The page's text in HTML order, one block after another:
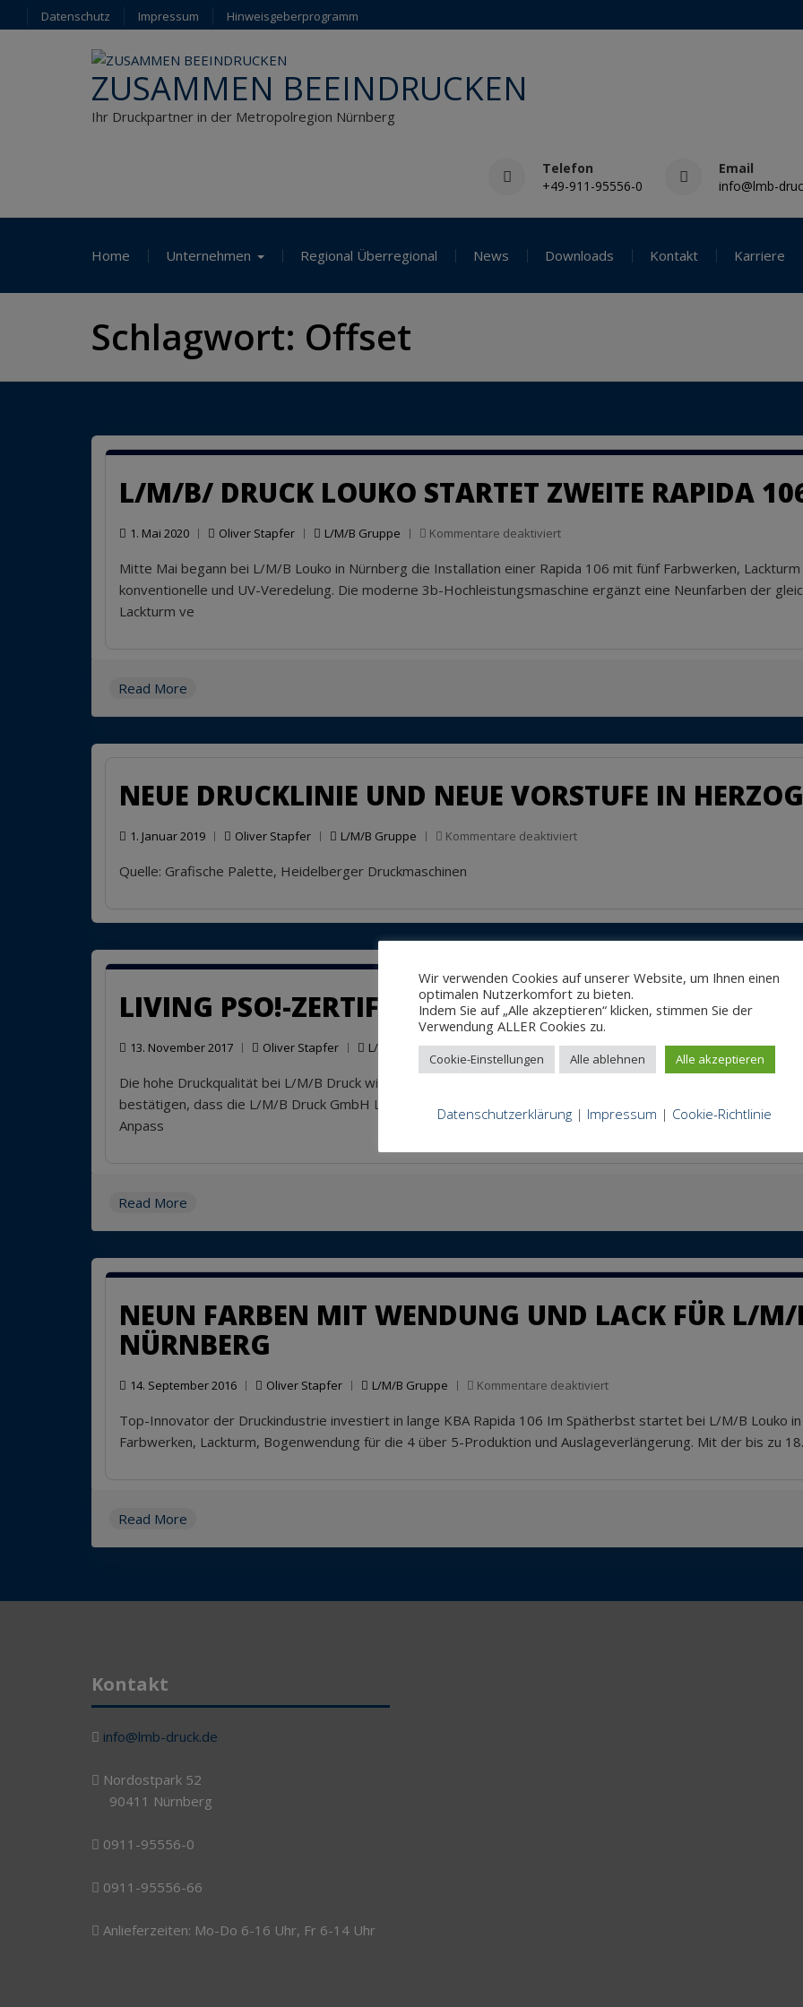
to
Datenschutz Impressum Hinweisgeberprogramm
ZUSAMMEN BEEINDRUCKEN
Ihr Druckpartner in der Metropolregion Nürnberg
Telefon
+49-911-95556-0
Email
info@lmb-
Home Unternehmen Regional Überregional News Downloads Kontakt Karriere
Schlagwort: Offset
L/M/B/ DRUCK LOUKO STARTET ZWEITE RAPIDA
1. Mai 2020 Oliver Stapfer L/M/B Gruppe Kommentare deaktiviertfür
Druck
Louko
Mitte Mai begann bei L/M/B Louko in Nürnberg die Installation einer Rapida 106 mit fünf Farbwerken,
konventionelle und UV-Veredelung. Die moderne 3b-Hochleistungsmaschine ergänzt eine Neunfarben der
Lackturm ve
Read More
NEUE DRUCKLINIE UND NEUE VORSTUFE IN
1. Januar 2019 Oliver Stapfer L/M/B Gruppe Kommentare deaktiviertfür
Vorstufe
in
Quelle: Grafische Palette, Heidelberger Druckmaschinen
LIVING PSO!-ZERTIFIZIERUNG
13. November 2017 Oliver Stapfer L/M/B Gruppe,Zertifizierung Kommentare deaktiviertfür
LIVING
Die hohe Druckqualität bei L/M/B Druck wird nach wie vor gewährleistet.An Hand umfangreicher Messungen
bestätigen, dass die L/M/B Druck GmbH Louko und L/M/B Druck GmbH Mandelkow das Zertifikat „LIVING
Anpass
Read More
NEUN FARBEN MIT WENDUNG UND LACK FÜR L/
NÜRNBERG
14. September 2016 Oliver Stapfer L/M/B Gruppe Kommentare deaktiviertfür
Farben
mit
Wendung
Louko
Top-Innovator der Druckindustrie investiert in lange KBA Rapida 106 Im Spätherbst startet bei L/M/B Louko
Farbwerken, Lackturm, Bogenwendung für die 4 über 5-Produktion und Auslageverlängerung. Mit der bis zu
Read More
Kontakt
info@lmb-druck.de
Nordostpark 52
90411 Nürnberg
0911-95556-0
0911-95556-66
Anlieferzeiten: Mo-Do 6-16 Uhr, Fr 6-14 Uhr
Wir verwenden Cookies auf unserer Website, um Ihnen einen
optimalen Nutzerkomfort zu bieten.
Indem Sie auf „Alle akzeptieren“ klicken, stimmen Sie der
Verwendung ALLER Cookies zu.
Cookie-Einstellungen Alle ablehnen Alle akzeptieren
Datenschutzerklärung| Impressum | Cookie-Richtlinie